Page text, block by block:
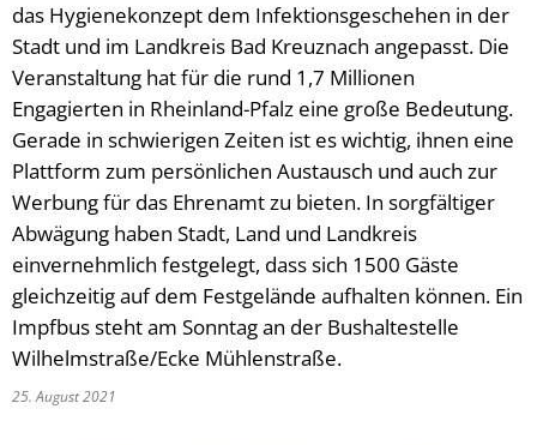
das Hygienekonzept dem Infektionsgeschehen in der
Stadt und im Landkreis Bad Kreuznach angepasst. Die
Veranstaltung hat für die rund 1,7 Millionen
Engagierten in Rheinland-Pfalz eine große Bedeutung.
Gerade in schwierigen Zeiten ist es wichtig, ihnen eine
Plattform zum persönlichen Austausch und auch zur
Werbung für das Ehrenamt zu bieten. In sorgfältiger
Abwägung haben Stadt, Land und Landkreis
einvernehmlich festgelegt, dass sich 1500 Gäste
gleichzeitig auf dem Festgelände aufhalten können. Ein
Impfbus steht am Sonntag an der Bushaltestelle
Wilhelmstraße/Ecke Mühlenstraße.
25. August 2021